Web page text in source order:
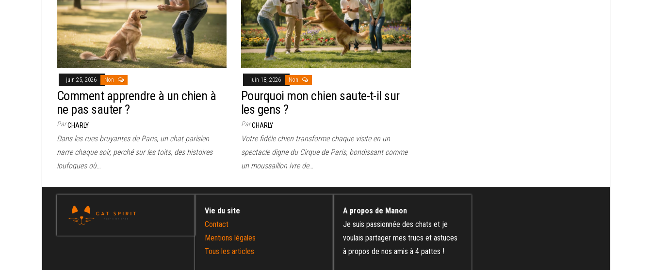
juin 25, 2026 Non
Comment apprendre à un chien à
ne pas sauter ?
ParCHARLY
Dans les rues bruyantes de Paris, un chat parisien
narre chaque soir, perché sur les toits, des histoires
loufoques où…
juin 18, 2026 Non
Pourquoi mon chien saute-t-il sur
les gens ?
ParCHARLY
Votre fidèle chien transforme chaque visite en un
spectacle digne du Cirque de Paris, bondissant comme
un moussaillon ivre de…
Vie du site
Contact
Mentions légales
Tous les articles
A propos de Manon
Je suis passionnée des chats et je
voulais partager mes trucs et astuces
à propos de nos amis à 4 pattes !